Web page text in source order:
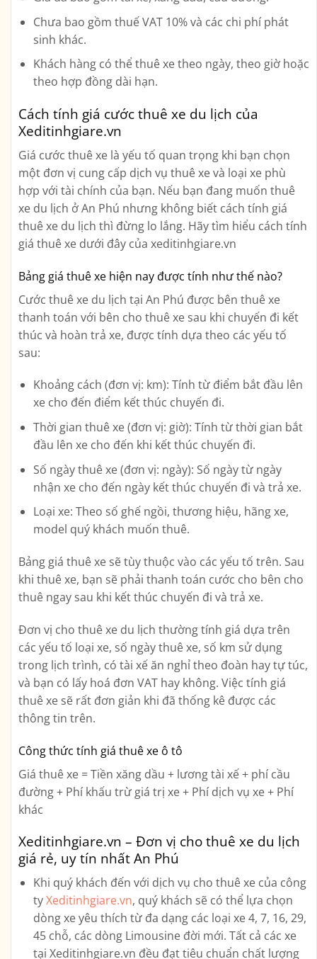
Chưa bao gồm thuế VAT 10% và các chi phí phát
sinh khác.
Khách hàng có thể thuê xe theo ngày, theo giờ hoặc
theo hợp đồng dài hạn.
Cách tính giá cước thuê xe du lịch của
Xeditinhgiare.vn
Giá cước thuê xe là yếu tố quan trọng khi bạn chọn
một đơn vị cung cấp dịch vụ thuê xe và loại xe phù
hợp với tài chính của bạn. Nếu bạn đang muốn thuê
xe du lịch ở An Phú nhưng không biết cách tính giá
thuê xe du lịch thì đừng lo lắng. Hãy tìm hiểu cách tính
giá thuê xe dưới đây của xeditinhgiare.vn
Bảng giá thuê xe hiện nay được tính như thế nào?
Cước thuê xe du lịch tại An Phú được bên thuê xe
thanh toán với bên cho thuê xe sau khi chuyến đi kết
thúc và hoàn trả xe, được tính dựa theo các yếu tố
sau:
Khoảng cách (đơn vị: km): Tính từ điểm bắt đầu lên
xe cho đến điểm kết thúc chuyến đi.
Thời gian thuê xe (đơn vị: giờ): Tính từ thời gian bắt
đầu lên xe cho đến khi kết thúc chuyến đi.
Số ngày thuê xe (đơn vị: ngày): Số ngày từ ngày
nhận xe cho đến ngày kết thúc chuyến đi và trả xe.
Loại xe: Theo số ghế ngồi, thương hiệu, hãng xe,
model quý khách muốn thuê.
Bảng giá thuê xe sẽ tùy thuộc vào các yếu tố trên. Sau
khi thuê xe, bạn sẽ phải thanh toán cước cho bên cho
thuê ngay sau khi kết thúc chuyến đi và trả xe.
Đơn vị cho thuê xe du lịch thường tính giá dựa trên
các yếu tố loại xe, số ngày thuê xe, số km sử dụng
trong lịch trình, có tài xế ăn nghỉ theo đoàn hay tự túc,
và bạn có lấy hoá đơn VAT hay không. Việc tính giá
thuê xe sẽ rất đơn giản khi đã thống kê được các
thông tin trên.
Công thức tính giá thuê xe ô tô
Giá thuê xe = Tiền xăng dầu + lương tài xế + phí cầu
đường + Phí khấu trừ giá trị xe + Phí dịch vụ xe + Phí
khác
Xeditinhgiare.vn – Đơn vị cho thuê xe du lịch
giá rẻ, uy tín nhất An Phú
Khi quý khách đến với dịch vụ cho thuê xe của công
tyXeditinhgiare.vn, quý khách sẽ có thể lựa chọn
dòng xe yêu thích từ đa dạng các loại xe4, 7, 16, 29,
45 chỗ, các dòng Limousine đời mới. Tất cả các xe
tại Xeditinhgiare.vn đều đạt tiêu chuẩn chất lượng